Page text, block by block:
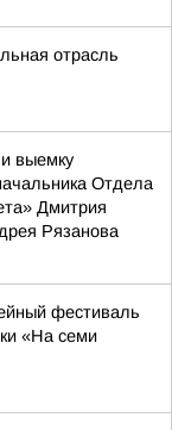
отрасль
выемку
Отдела
Дмитрия
Рязанова
фестиваль
«На семи